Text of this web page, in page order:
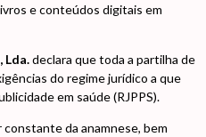
e conteúdos digitais em
Lda.declara que toda a partilha de
do regime jurídico a que
em saúde (RJPPS).
da anamnese, bem